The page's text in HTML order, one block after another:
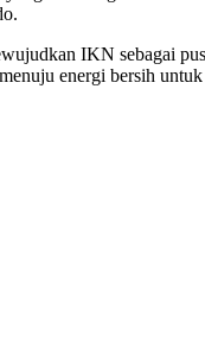
IKN sebagai
energi bersih